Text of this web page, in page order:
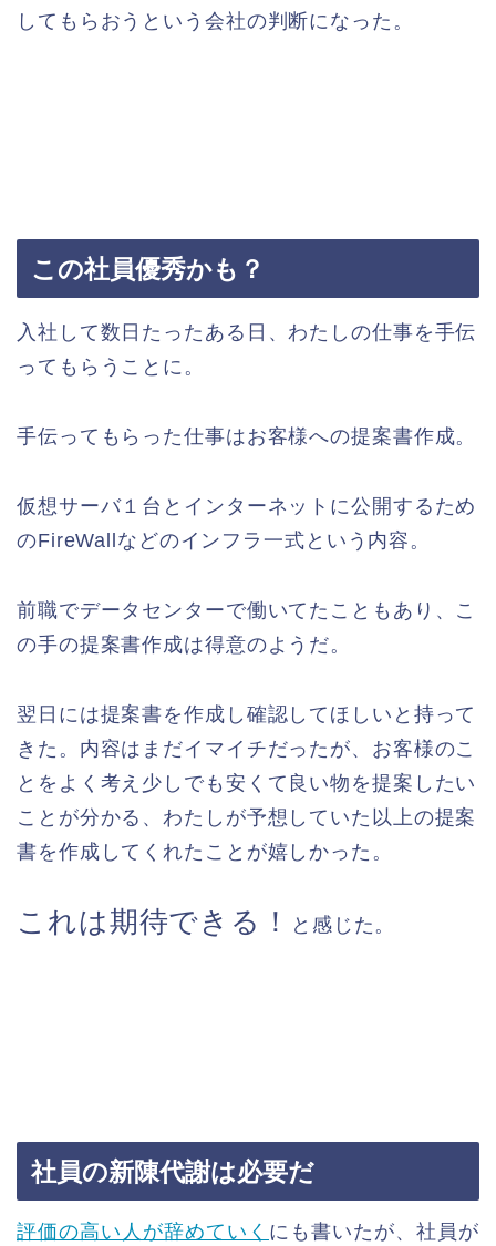
してもらおうという会社の判断になった。
この社員優秀かも？
入社して数日たったある日、わたしの仕事を手伝
ってもらうことに。
手伝ってもらった仕事はお客様への提案書作成。
仮想サーバ１台とインターネットに公開するため
のFireWallなどのインフラ一式という内容。
前職でデータセンターで働いてたこともあり、こ
の手の提案書作成は得意のようだ。
翌日には提案書を作成し確認してほしいと持って
きた。内容はまだイマイチだったが、お客様のこ
とをよく考え少しでも安くて良い物を提案したい
ことが分かる、わたしが予想していた以上の提案
書を作成してくれたことが嬉しかった。
これは期待できる！ と感じた。
社員の新陳代謝は必要だ
評価の高い人が辞めていく にも書いたが、社員が